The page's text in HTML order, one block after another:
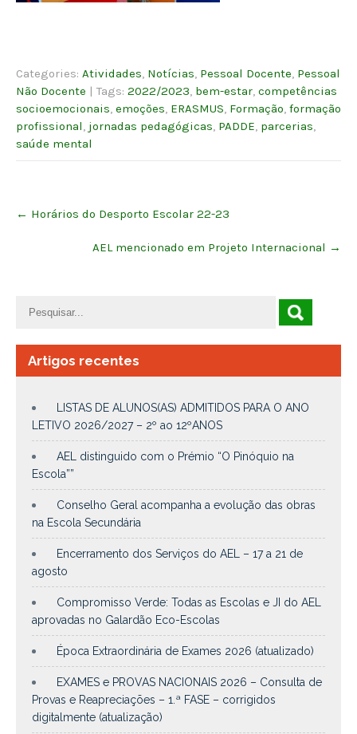
Categories: Atividades Notícias Pessoal Docente Pessoal
Não Docente | Tags: 2022/2023 bem-estar competências
socioemocionais emoções ERASMUS Formação formação
profissional jornadas pedagógicas PADDE parcerias
saúde mental
navigation
← Horários do Desporto Escolar 22-23
AEL mencionado em Projeto Internacional →
Artigos recentes
LISTAS DE ALUNOS(AS) ADMITIDOS PARA O ANO
LETIVO 2026/2027 – 2º ao 12ºANOS
AEL distinguido com o Prémio “O Pinóquio na
Escola””
Conselho Geral acompanha a evolução das obras
na Escola Secundária
Encerramento dos Serviços do AEL – 17 a 21 de
agosto
Compromisso Verde: Todas as Escolas e JI do AEL
aprovadas no Galardão Eco-Escolas
Época Extraordinária de Exames 2026 (atualizado)
EXAMES e PROVAS NACIONAIS 2026 – Consulta de
Provas e Reapreciações – 1.ª FASE – corrigidos
digitalmente (atualização)